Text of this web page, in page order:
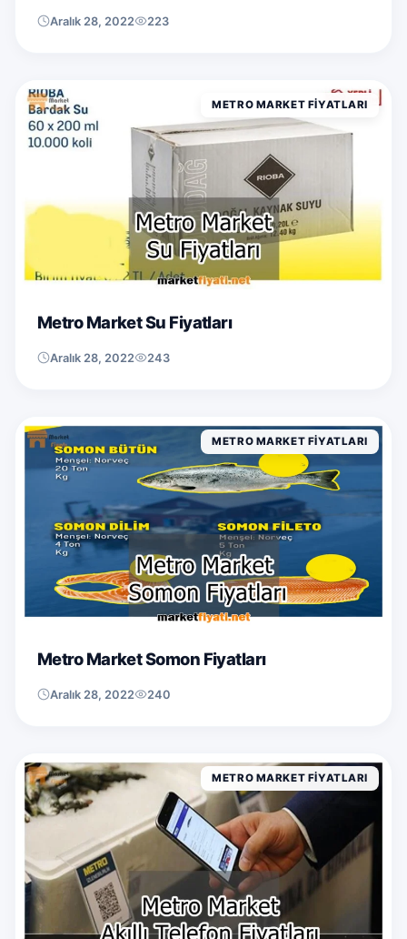
Aralık 28, 2022 223
METRO MARKET FIYATLARI
Metro Market Su Fiyatları
Aralık 28, 2022 243
METRO MARKET FIYATLARI
Metro Market Somon Fiyatları
Aralık 28, 2022 240
METRO MARKET FIYATLARI